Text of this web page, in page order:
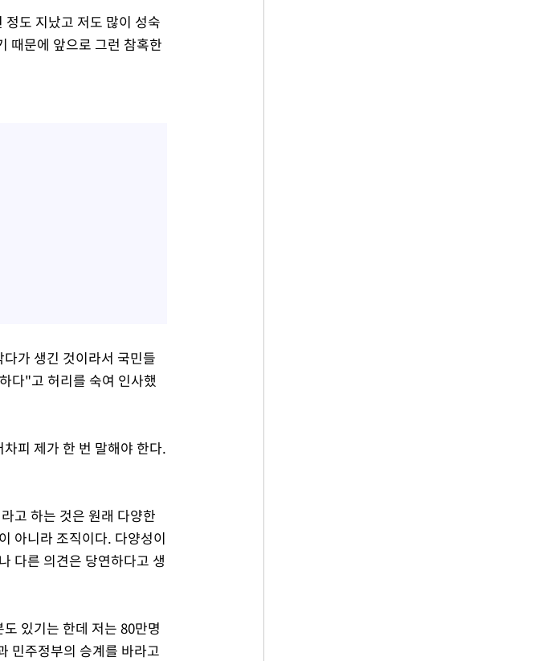
도 지났고 저도 많이 성숙
때문에 앞으로 그런 참혹한
가 생긴 것이라서 국민들
다"고 허리를 숙여 인사했
피 제가 한 번 말해야 한다.
고 하는 것은 원래 다양한
아니라 조직이다. 다양성이
다른 의견은 당연하다고 생
있기는 한데 저는 80만명
민주정부의 승계를 바라고